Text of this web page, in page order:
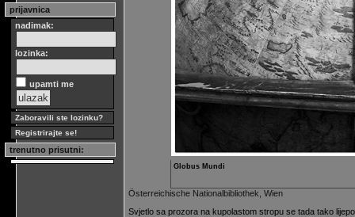
prijavnica
nadimak:
lozinka:
upamti me
Zaboravili ste lozinku?
Registrirajte se!
trenutno prisutni:
Globus Mundi
Österreichische Nationalbibliothek, Wien
Svjetlo sa prozora na kupolastom stropu se tada tako